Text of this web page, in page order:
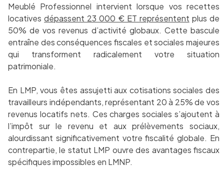
Meublé Professionnel intervient lorsque vos recettes
locativesdépassent 23 000 € ET représentent plus de
50% de vos revenus d’activité globaux. Cette bascule
entraîne des conséquences fiscales et sociales majeures
qui transforment radicalement votre situation
patrimoniale.
En LMP, vous êtes assujetti aux cotisations sociales des
travailleurs indépendants, représentant 20 à 25% de vos
revenus locatifs nets. Ces charges sociales s’ajoutent à
l’impôt sur le revenu et aux prélèvements sociaux,
alourdissant significativement votre fiscalité globale. En
contrepartie, le statut LMP ouvre des avantages fiscaux
spécifiques impossibles en LMNP.